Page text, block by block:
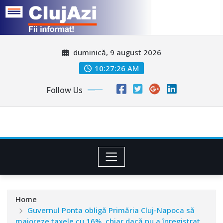
duminică, 9 august 2026
10:27:28 AM
Follow Us
Home
Guvernul Ponta obligă Primăria Cluj-Napoca să